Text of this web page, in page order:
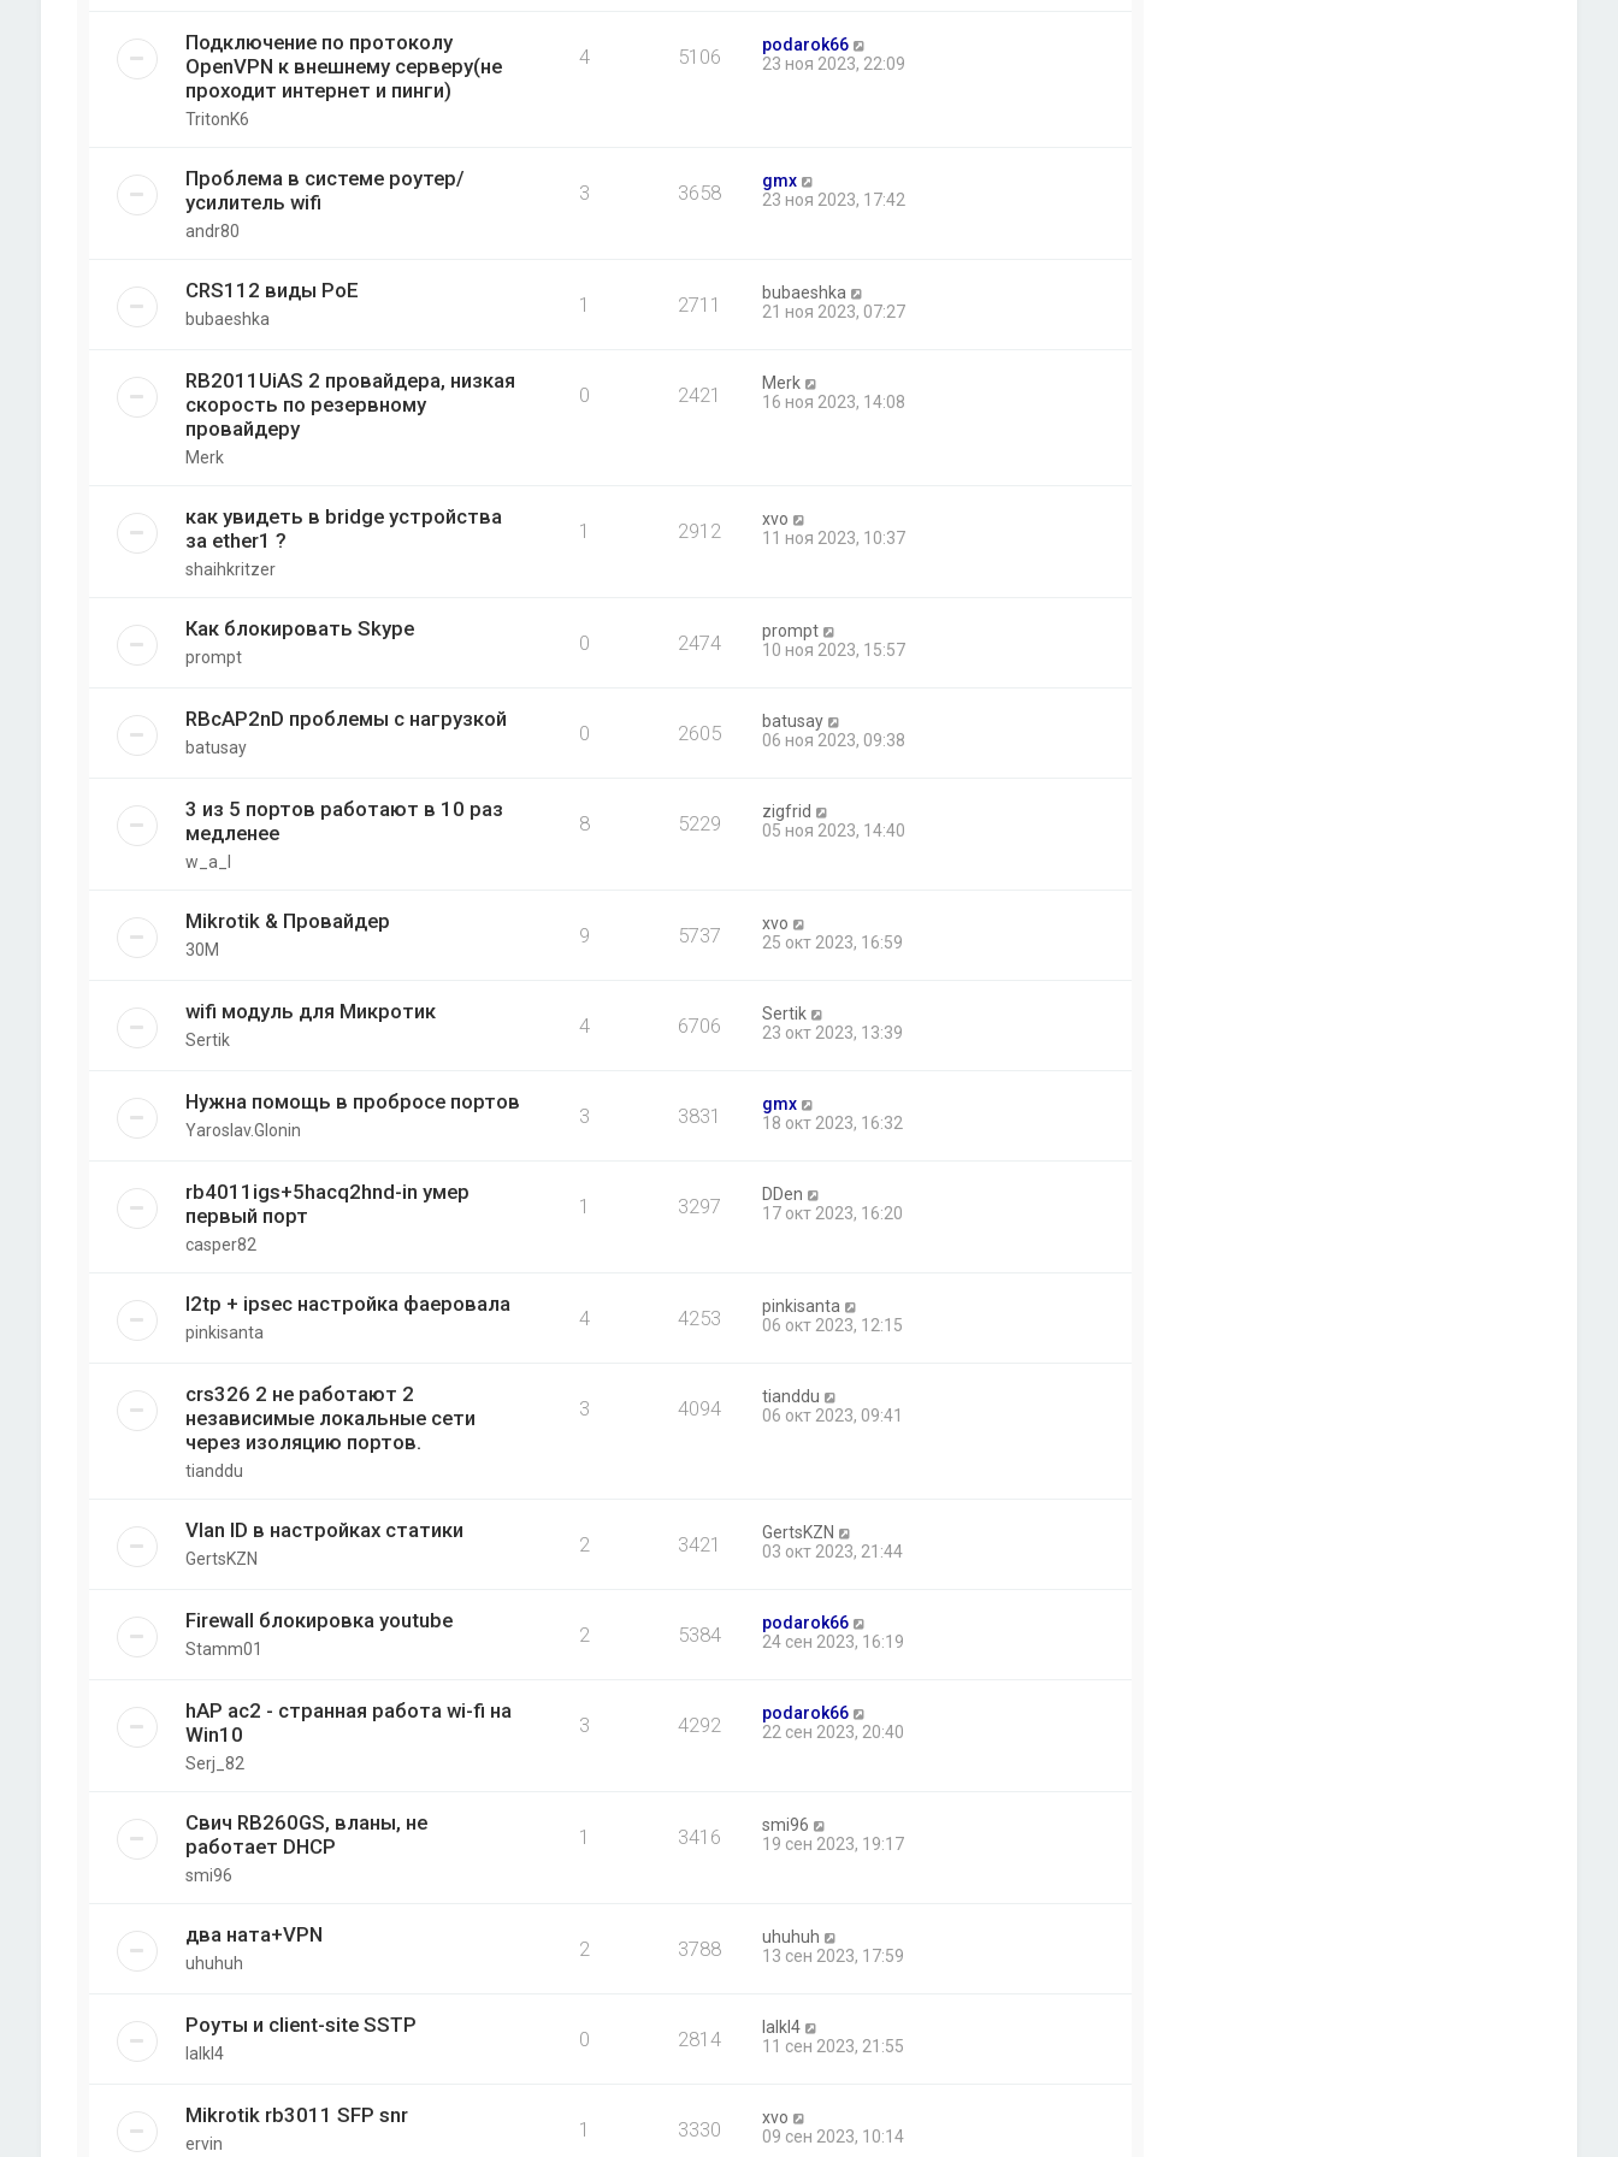
е
н
Подключение по протоколу
OpenVPN к внешнему серверу(не
проходит интернет и пинги)
TritonK6
4 5106
podarok66
23 ноя 2023, 22:09
Проблема в системе роутер/
усилитель wifi
andr80
3 3658
gmx
23 ноя 2023, 17:42
CRS112 виды PoE
bubaeshka
1 2711
bubaeshka
21 ноя 2023, 07:27
RB2011UiAS 2 провайдера, низкая
скорость по резервному
провайдеру
Merk
0 2421
Merk
16 ноя 2023, 14:08
как увидеть в bridge устройства
за ether1 ?
shaihkritzer
1 2912
xvo
11 ноя 2023, 10:37
Как блокировать Skype
prompt
0 2474
prompt
10 ноя 2023, 15:57
RBcAP2nD проблемы с нагрузкой
batusay
0 2605
batusay
06 ноя 2023, 09:38
3 из 5 портов работают в 10 раз
медленее
w_a_l
8 5229
zigfrid
05 ноя 2023, 14:40
Mikrotik & Провайдер
30M
9 5737
xvo
25 окт 2023, 16:59
wifi модуль для Микротик
Sertik
4 6706
Sertik
23 окт 2023, 13:39
Нужна помощь в пробросе портов
Yaroslav.Glonin
3 3831
gmx
18 окт 2023, 16:32
rb4011igs+5hacq2hnd-in умер
первый порт
casper82
1 3297
DDen
17 окт 2023, 16:20
l2tp + ipsec настройка фаеровала
pinkisanta
4 4253
pinkisanta
06 окт 2023, 12:15
crs326 2 не работают 2
независимые локальные сети
через изоляцию портов.
tianddu
3 4094
tianddu
06 окт 2023, 09:41
Vlan ID в настройках статики
GertsKZN
2 3421
GertsKZN
03 окт 2023, 21:44
Firewall блокировка youtube
Stamm01
2 5384
podarok66
24 сен 2023, 16:19
hAP ac2 - странная работа wi-fi на
Win10
Serj_82
3 4292
podarok66
22 сен 2023, 20:40
Свич RB260GS, вланы, не
работает DHCP
smi96
1 3416
smi96
19 сен 2023, 19:17
два ната+VPN
uhuhuh
2 3788
uhuhuh
13 сен 2023, 17:59
Роуты и client-site SSTP
lalkl4
0 2814
lalkl4
11 сен 2023, 21:55
Mikrotik rb3011 SFP snr
ervin
1 3330
xvo
09 сен 2023, 10:14